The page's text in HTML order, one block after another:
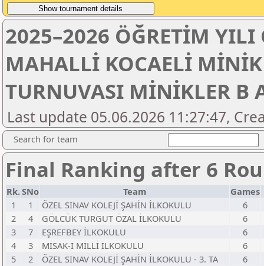
2025–2026 ÖĞRETİM YILI
MAHALLİ KOCAELİ
TURNUVASI MİNİKLER B
Last update 05.06.2026 11:27:47,
Search for team
Final Ranking after 6
Rk.SNo Team Games
1
1 ÖZEL SINAV KOLEJİ ŞAHİN İLKOKULU
6
2
4 GÖLCÜK TURGUT ÖZAL İLKOKULU
6
3
7 EŞREFBEY İLKOKULU
6
4
3 MİSAK-I MİLLİ İLKOKULU
6
5
2 ÖZEL SINAV KOLEJİ ŞAHİN İLKOKULU - 3. TA
6